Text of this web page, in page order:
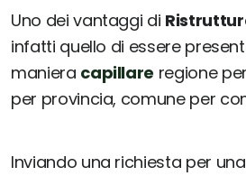
Uno dei vantaggi di
infatti quello di essere
maniera capillare regione
per provincia, comune per
Inviando una richiesta per